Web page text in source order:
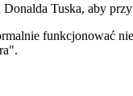
Tuska, aby
funkcjonować